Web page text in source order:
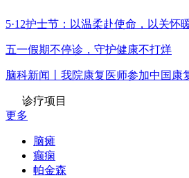
5·12护士节：以温柔赴使命，以关怀
五一假期不停诊，守护健康不打烊
脑科新闻丨我院康复医师参加中国康
诊疗项目
更多
脑瘫
癫痫
帕金森